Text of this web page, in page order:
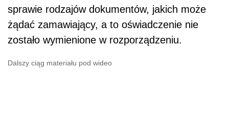
sprawie rodzajów dokumentów, jakich może
żądać zamawiający, a to oświadczenie nie
zostało wymienione w rozporządzeniu.
Dalszy ciąg materiału pod wideo